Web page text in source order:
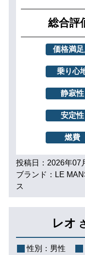
総合評
価格満
乗り心
静寂性
安定性
燃費
投稿日：2026年07
ブランド：LE
ス
レオ
性別： 男性